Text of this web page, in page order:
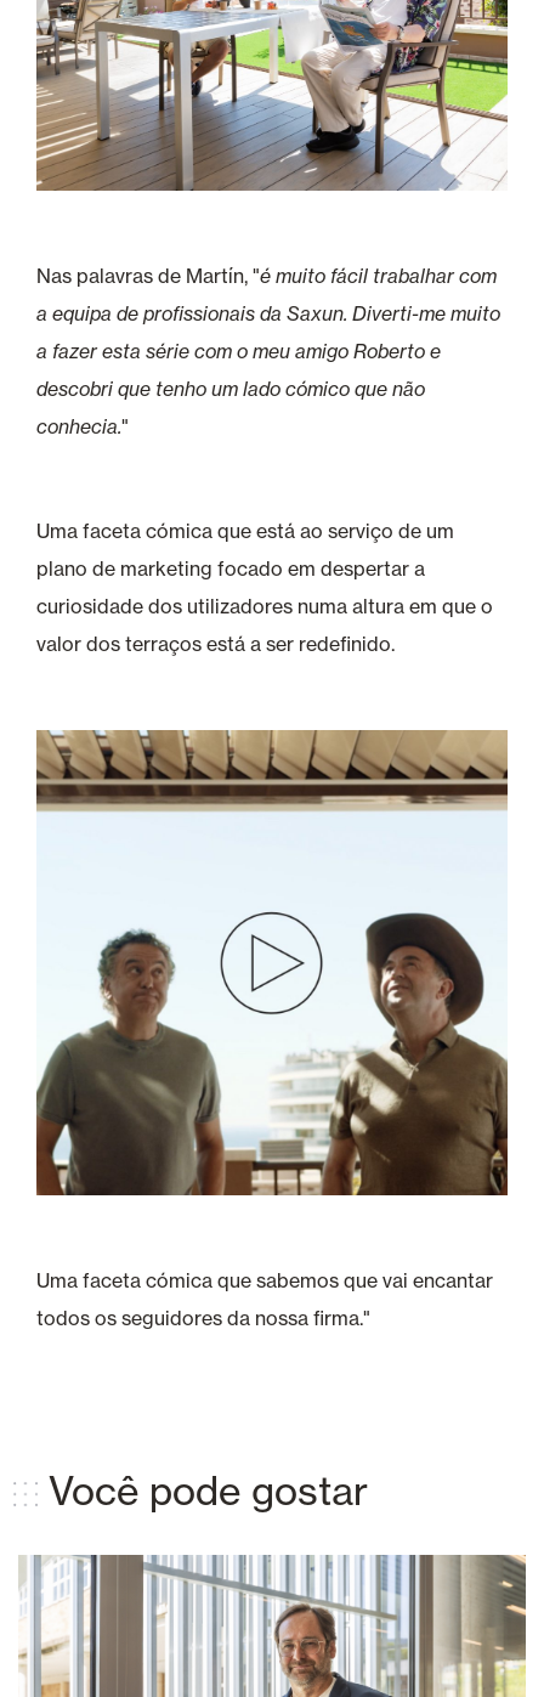
Nas palavras de Martín, "é muito fácil trabalhar com
a equipa de profissionais da Saxun. Diverti-me muito
a fazer esta série com o meu amigo Roberto e
descobri que tenho um lado cómico que não
conhecia."
Uma faceta cómica que está ao serviço de um
plano de marketing focado em despertar a
curiosidade dos utilizadores numa altura em que o
valor dos terraços está a ser redefinido.
Uma faceta cómica que sabemos que vai encantar
todos os seguidores da nossa firma."
Você pode gostar